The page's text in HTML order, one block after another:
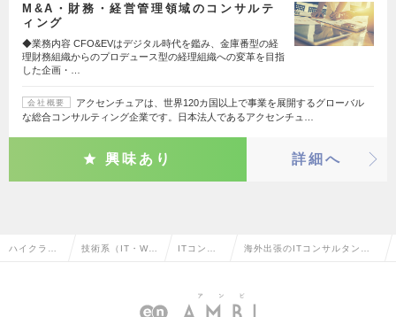
M&A・財務・経営管理領域のコンサルテ
ィング
◆業務内容 CFO&EVはデジタル時代を鑑み、金庫番型の経
理財務組織からのプロデュース型の経理組織への変革を目指
した企画・…
会社概要
アクセンチュアは、世界120カ国以上で事業を展開するグローバル
な総合コンサルティング企業です。日本法人であるアクセンチュ…
興味あり 詳細へ
ハイクラス 技術系（IT・We ITコンサ 海外出張のITコンサルタント